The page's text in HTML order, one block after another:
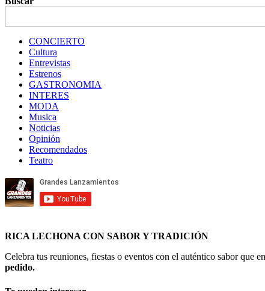
CONCIERTO
Cultura
Entrevistas
Estrenos
GASTRONOMIA
INTERES
MODA
Musica
Noticias
Opinión
Recomendados
Teatro
RICA LECHONA CON SABOR Y TRADICIÓN
Celebra tus reuniones, fiestas o eventos con el auténtico sabor que
pedido.